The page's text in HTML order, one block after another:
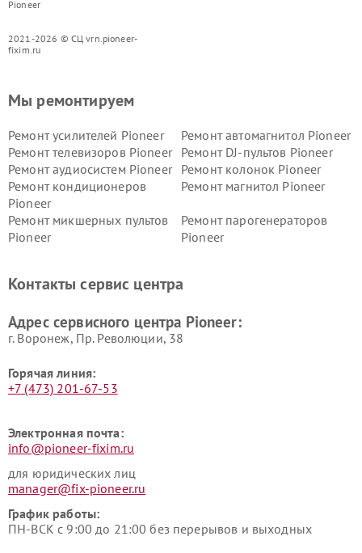
Pioneer
2021-2026 © СЦ vrn.pioneer-
fixim.ru
Мы ремонтируем
Ремонт усилителей Pioneer
Ремонт автомагнитол Pioneer
Ремонт телевизоров Pioneer
Ремонт DJ-пультов Pioneer
Ремонт аудиосистем Pioneer
Ремонт колонок Pioneer
Ремонт кондиционеров
Pioneer
Ремонт магнитол Pioneer
Ремонт микшерных пультов
Pioneer
Ремонт парогенераторов
Pioneer
Контакты сервис центра
Адрес сервисного центра Pioneer:
г. Воронеж, Пр. Революции, 38
Горячая линия:
+7 (473) 201-67-53
Электронная почта:
info@pioneer-fixim.ru
для юридических лиц
manager@fix-pioneer.ru
График работы:
ПН-ВСК с 9:00 до 21:00 без перерывов и выходных